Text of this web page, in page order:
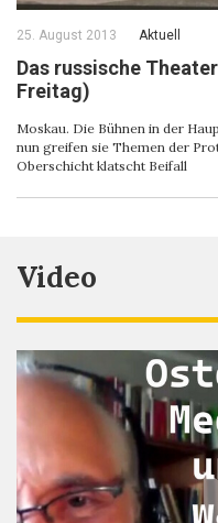
25. August 2013 Aktuell
Das russische
Freitag)
Moskau. Die Bühnen in der
nun greifen sie Themen der
Oberschicht klatscht Beifall
Video